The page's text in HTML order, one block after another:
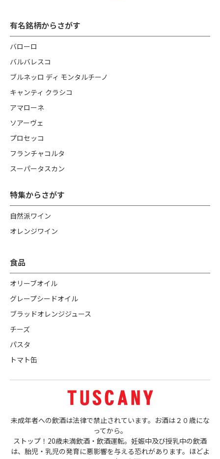
有名銘柄からさがす
バローロ
バルバレスコ
ブルネッロ ディ モンタルチーノ
キャンティ クラシコ
アマローネ
ソアーヴェ
プロセッコ
フランチャコルタ
スーパータスカン
特集からさがす
自然派ワイン
オレンジワイン
食品
オリーブオイル
グレープシードオイル
ブラッドオレンジジュース
チーズ
パスタ
トマト缶
未成年者への飲酒は法律で禁止されています。お酒は２０歳にな
ってから。
ストップ！20歳未満飲酒・飲酒運転。妊娠中及び授乳中の飲酒
は、胎児・乳児の発育に悪影響を与える恐れがあります。ほどよ